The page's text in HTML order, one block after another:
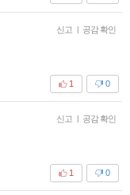
신고 | 공감 확인
0
1
신고 | 공감 확인
0
1